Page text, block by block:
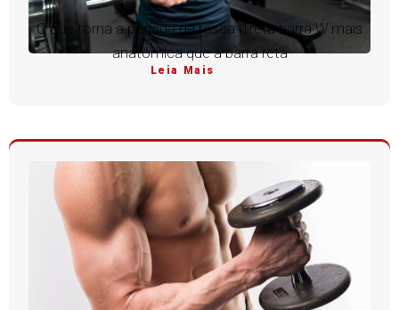
O que torna a pegada da rosca direta barra W mais
anatômica que a barra reta
Leia Mais